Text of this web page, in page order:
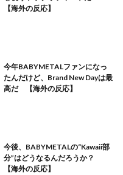
【海外の反応】
今年BABYMETALファンになっ
たんだけど、Brand New Dayは最
高だ 【海外の反応】
今後、BABYMETALの“Kawaii部
分”はどうなるんだろうか？
【海外の反応】